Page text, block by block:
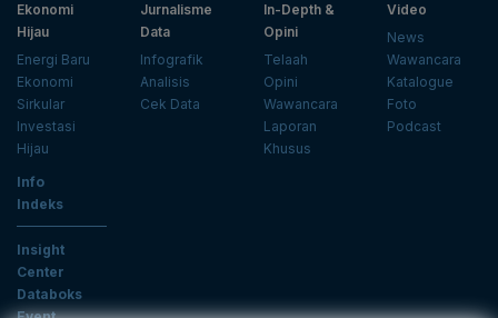
Ekonomi
Hijau
Energi Baru
Ekonomi
Sirkular
Investasi
Hijau
Jurnalisme
Data
Infografik
Analisis
Cek Data
In-Depth &
Opini
Telaah
Opini
Wawancara
Laporan
Khusus
Video
News
Wawancara
Katalogue
Foto
Podcast
Info
Indeks
Insight
Center
Databoks